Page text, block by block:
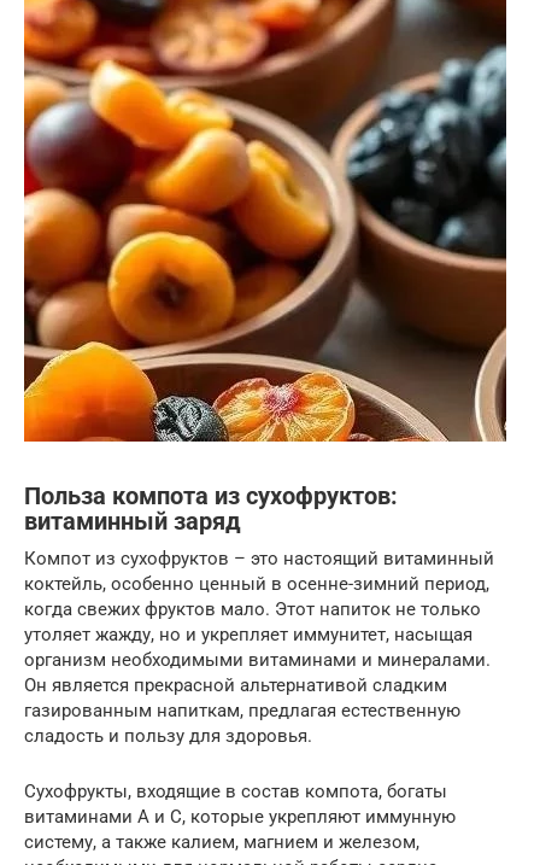
Польза компота из сухофруктов:
витаминный заряд
Компот из сухофруктов – это настоящий витаминный
коктейль, особенно ценный в осенне-зимний период,
когда свежих фруктов мало. Этот напиток не только
утоляет жажду, но и укрепляет иммунитет, насыщая
организм необходимыми витаминами и минералами.
Он является прекрасной альтернативой сладким
газированным напиткам, предлагая естественную
сладость и пользу для здоровья.
Сухофрукты, входящие в состав компота, богаты
витаминами А и С, которые укрепляют иммунную
систему, а также калием, магнием и железом,